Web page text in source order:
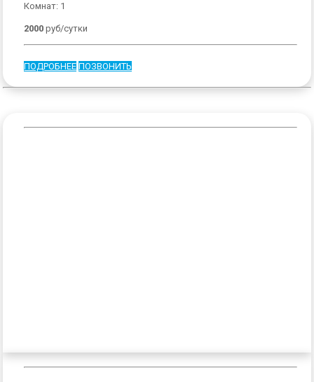
Комнат: 1
2000 руб/сутки
ПОДРОБНЕЕ ПОЗВОНИТЬ